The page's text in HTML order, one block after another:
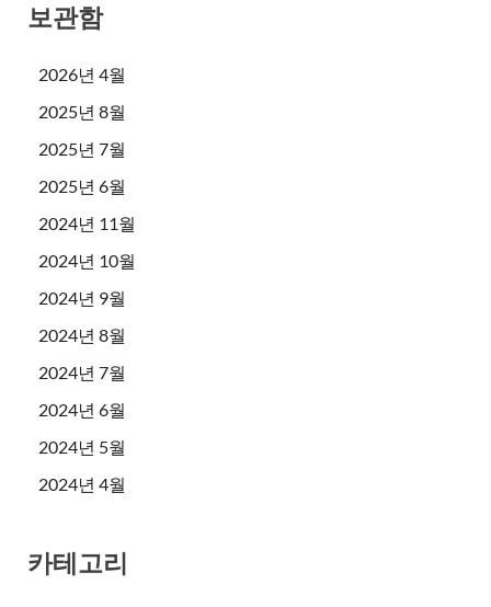
보관함
2026년 4월
2025년 8월
2025년 7월
2025년 6월
2024년 11월
2024년 10월
2024년 9월
2024년 8월
2024년 7월
2024년 6월
2024년 5월
2024년 4월
카테고리